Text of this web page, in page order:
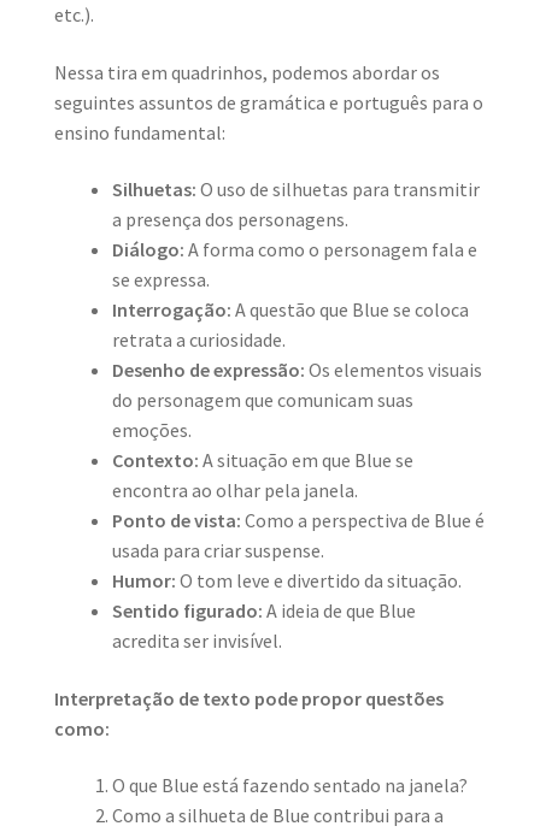
etc.).
Nessa tira em quadrinhos, podemos abordar os
seguintes assuntos de gramática e português para o
ensino fundamental:
Silhuetas: O uso de silhuetas para transmitir
a presença dos personagens.
Diálogo: A forma como o personagem fala e
se expressa.
Interrogação: A questão que Blue se coloca
retrata a curiosidade.
Desenho de expressão: Os elementos visuais
do personagem que comunicam suas
emoções.
Contexto: A situação em que Blue se
encontra ao olhar pela janela.
Ponto de vista: Como a perspectiva de Blue é
usada para criar suspense.
Humor: O tom leve e divertido da situação.
Sentido figurado: A ideia de que Blue
acredita ser invisível.
Interpretação de texto pode propor questões
como:
O que Blue está fazendo sentado na janela?
Como a silhueta de Blue contribui para a